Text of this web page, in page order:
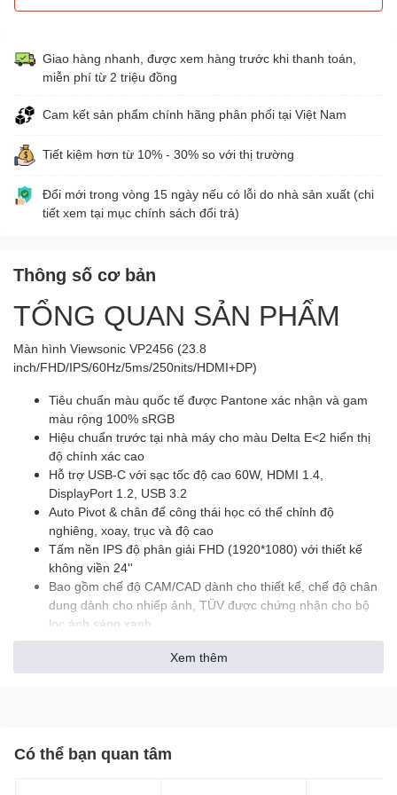
Giao hàng nhanh, được xem hàng trước khi thanh toán,
miễn phí từ 2 triệu đồng
Cam kết sản phẩm chính hãng phân phối tại Việt Nam
Tiết kiệm hơn từ 10% - 30% so với thị trường
Đổi mới trong vòng 15 ngày nếu có lỗi do nhà sản xuất (chi
tiết xem tại mục chính sách đổi trả)
Thông số cơ bản
TỔNG QUAN SẢN PHẨM
Màn hình Viewsonic VP2456 (23.8
inch/FHD/IPS/60Hz/5ms/250nits/HDMI+DP)
Tiêu chuẩn màu quốc tế được Pantone xác nhận và gam
màu rộng 100% sRGB
Hiệu chuẩn trước tại nhà máy cho màu Delta E<2 hiển thị
độ chính xác cao
Hỗ trợ USB-C với sạc tốc độ cao 60W, HDMI 1.4,
DisplayPort 1.2, USB 3.2
Auto Pivot & chân đế công thái học có thể chỉnh độ
nghiêng, xoay, trục và độ cao
Tấm nền IPS độ phân giải FHD (1920*1080) với thiết kế
không viền 24''
Bao gồm chế độ CAM/CAD dành cho thiết kế, chế độ chân
dung dành cho nhiếp ảnh, TÜV được chứng nhận cho bộ
lọc ánh sáng xanh
Đánh giá Màn hình
nits/HDMI+DP)
Xem thêm
Có thể bạn quan tâm